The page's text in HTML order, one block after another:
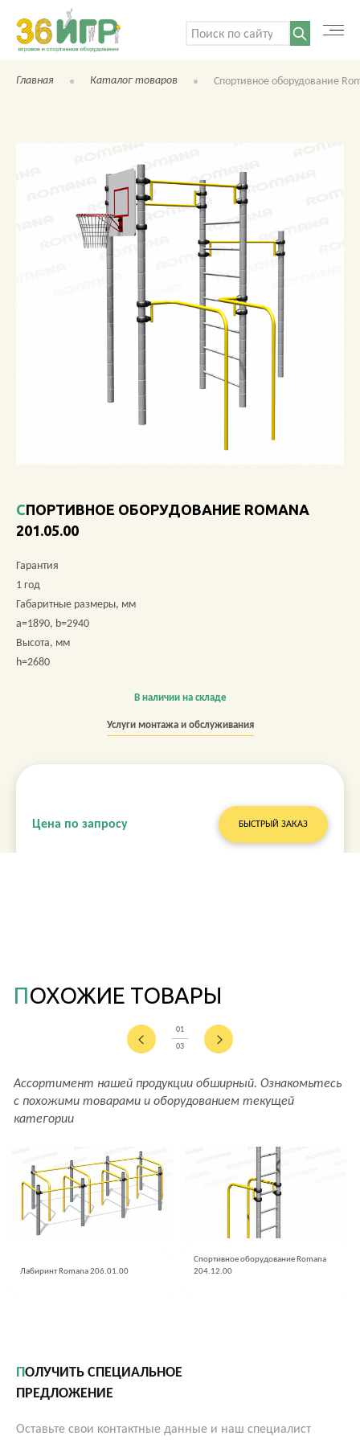
КАТАЛОГ ТОВАРОВ
О КОМПАНИИ
ОБЗОРЫ
Поиск:
Главная Каталог товаров Спортивное оборудование
СПОРТИВНОЕ ОБОРУДОВАНИЕ ROMANA
201.05.00
Гарантия
1 год
Габаритные размеры, мм
a=1890, b=2940
Высота, мм
h=2680
В наличии на складе
Услуги монтажа и обслуживания
Цена по запросу БЫСТРЫЙ ЗАКАЗ
ПОХОЖИЕ ТОВАРЫ
Ассортимент нашей продукции обширный. Ознакомьтесь
с похожими товарами и оборудованием текущей
категории
01
03
Лабиринт Romana 206.01.00
Спортивное оборудование Romana
204.12.00
ПОЛУЧИТЬ СПЕЦИАЛЬНОЕ
ПРЕДЛОЖЕНИЕ
Оставьте свои контактные данные и наш специалист